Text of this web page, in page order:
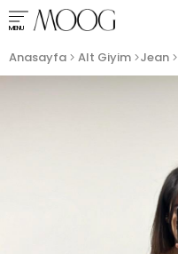
MENU
Anasayfa Alt Giyim Jean